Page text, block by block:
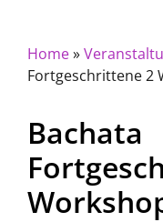
Home»
Fortgeschrittene 2
Bachata